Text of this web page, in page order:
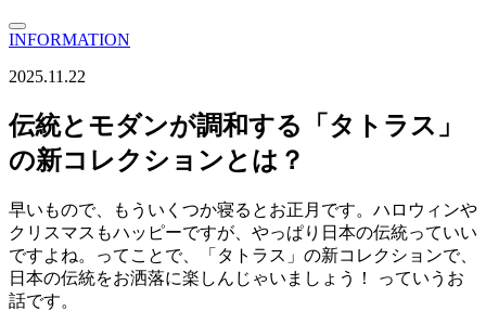
INFORMATION
2025.11.22
伝統とモダンが調和する「タトラス」
の新コレクションとは？
早いもので、もういくつか寝るとお正月です。ハロウィンや
クリスマスもハッピーですが、やっぱり日本の伝統っていい
ですよね。ってことで、「タトラス」の新コレクションで、
日本の伝統をお洒落に楽しんじゃいましょう！ っていうお
話です。